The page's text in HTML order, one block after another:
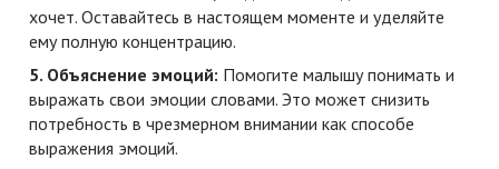
хочет. Оставайтесь в настоящем моменте и уделяйте
ему полную концентрацию.
5. Объяснение эмоций: Помогите малышу понимать и
выражать свои эмоции словами. Это может снизить
потребность в чрезмерном внимании как способе
выражения эмоций.